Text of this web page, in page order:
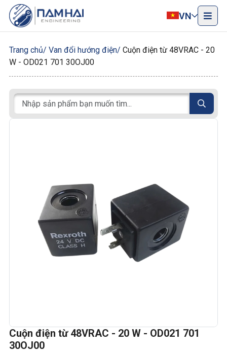
VN
Trang chủ Van đổi hướng điện Cuộn điện từ 48VRAC - 20
W - OD021 701 30OJ00
Cuộn điện từ 48VRAC - 20 W - OD021 701
30OJ00